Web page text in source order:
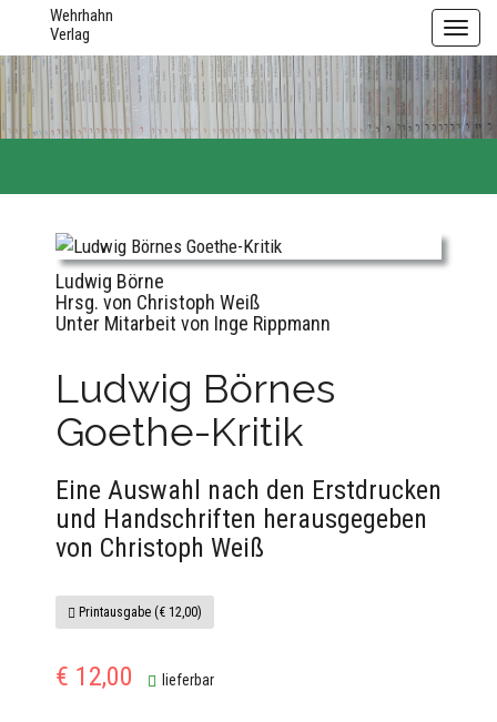
Wehrhahn
Verlag
Ludwig Börne
Hrsg. von Christoph Weiß
Unter Mitarbeit von Inge Rippmann
Ludwig Börnes
Goethe-Kritik
Eine Auswahl nach den Erstdrucken
und Handschriften herausgegeben
von Christoph Weiß
Printausgabe (€ 12,00)
€ 12,00 lieferbar